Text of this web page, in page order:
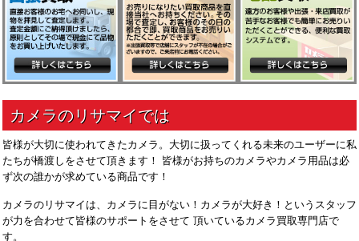
皆様が大切に使われてきたカメラ。大切に扱ってくれる未来のユーザーに私
たちが橋渡しをさせて頂きます！ 皆様がお持ちのカメラやカメラ用品は必
ず次の誰かが求めている商品です！
カメラのリサマイは、カメラに目がない！カメラが大好き！というスタッフ
が力を合わせて皆様のサポートをさせて 頂いているカメラ買取専門店で
す。